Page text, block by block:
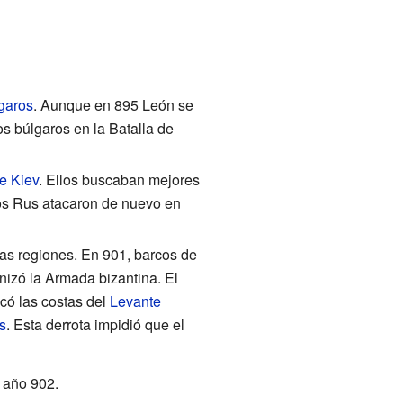
. Aunque en 895 León se
búlgaros en la Batalla de
Kiev. Ellos buscaban mejores
Rus atacaron de nuevo en
regiones. En 901, barcos de
la Armada bizantina. El
las costas del Levante
. Esta derrota impidió que el
902.